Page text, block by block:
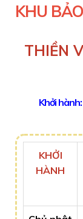
KHU
THIỀN
Khởi
KHỞI
HÀNH